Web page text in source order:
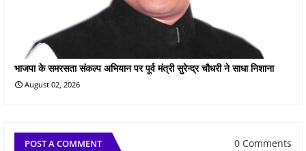
भाजपा के समरसता संकल्प अभियान पर पूर्व मंत्री सुरेन्द्र चौधरी ने साधा निशाना
August 02, 2026
POST A COMMENT 0 Comments